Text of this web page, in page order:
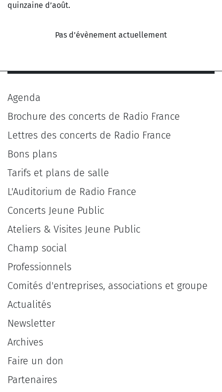
quinzaine d’août.
Pas d'évènement actuellement
Agenda
Brochure des concerts de Radio France
Lettres des concerts de Radio France
Bons plans
Tarifs et plans de salle
L'Auditorium de Radio France
Concerts Jeune Public
Ateliers & Visites Jeune Public
Champ social
Professionnels
Comités d'entreprises, associations et groupe
Actualités
Newsletter
Archives
Faire un don
Partenaires